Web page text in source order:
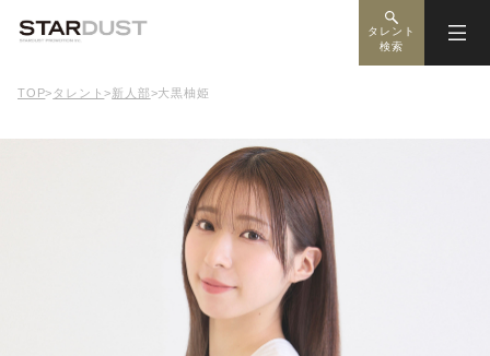
タレント
検索
TOP> タレント>新人部>大黒柚姫